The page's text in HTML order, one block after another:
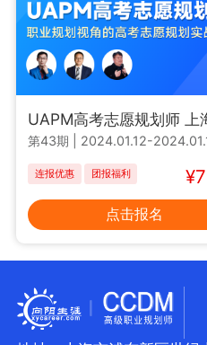
UAPM高考志愿规划师 上
第43期 2024.01.12-
连报优惠 团报福利
点击报名